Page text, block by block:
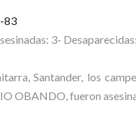
83
3-
Santander, los
OBANDO, fueron